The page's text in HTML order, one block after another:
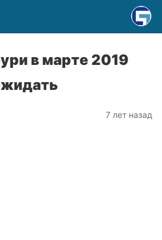
в марте 2019
7 лет назад